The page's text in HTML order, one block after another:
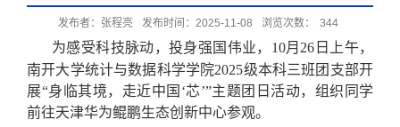
发布者：张程亮 发布时间：2025-11-08 浏览次数： 344
为感受科技脉动，投身强国伟业， 10月26日上午，
南开大学统计与数据科学学院2025级本科三班团支部开
展“身临其境，走近中国‘芯’”主题团日活动，组织同学
前往天津华为鲲鹏生态创新中心参观。